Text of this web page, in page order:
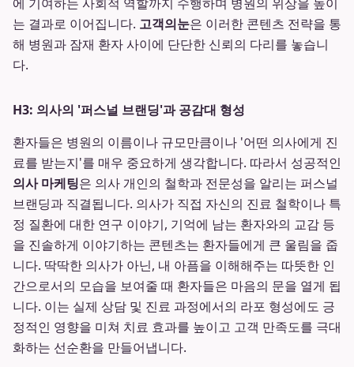
는 결과로 이어집니다. 고객의눈은 이러한 콘텐츠 전략을 통
해 병원과 잠재 환자 사이에 단단한 신뢰의 다리를 놓습니
다.
H3: 의사의 '퍼스널 브랜딩'과 공감대 형성
환자들은 병원의 이름이나 규모만큼이나 '어떤 의사에게 진
료를 받는지'를 매우 중요하게 생각합니다. 따라서 성공적인
의사 마케팅은 의사 개인의 철학과 전문성을 알리는 퍼스널
브랜딩과 직결됩니다. 의사가 직접 자신의 진료 철학이나 특
정 질환에 대한 연구 이야기, 기억에 남는 환자와의 교감 등
을 진솔하게 이야기하는 콘텐츠는 환자들에게 큰 울림을 줍
니다. 딱딱한 의사가 아닌, 내 아픔을 이해해주는 따뜻한 인
간으로서의 모습을 보여줄 때 환자들은 마음의 문을 열게 됩
니다. 이는 실제 상담 및 진료 과정에서의 라포 형성에도 긍
정적인 영향을 미쳐 치료 효과를 높이고 고객 만족도를 극대
화하는 선순환을 만들어냅니다.